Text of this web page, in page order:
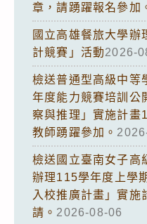
章，請踴躍報名參加
國立高雄餐旅大學辦
計競賽」活動2026-
檢送普通型高級中等
年度能力競賽培訓公
察與推理」實施計畫
教師踴躍參加。
檢送國立臺南女子高
辦理115學年度上學
入校推廣計畫」實施
請。 2026-08-06